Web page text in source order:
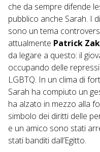
che da sempre difende
pubblico anche Sarah. I
sono un tema
attualmente Patrick
da legare a questo: il
occupando delle
LGBTQ. In un clima di
Sarah ha compiuto un
ha alzato in mezzo alla
simbolo dei diritti delle
e un amico sono stati
stati banditi dall’Egitto.